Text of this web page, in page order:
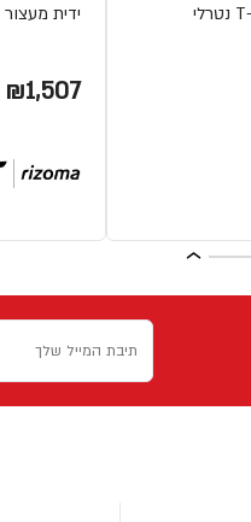
ידית מעצור 3D שמאל T-MAX שחור
₪1,507